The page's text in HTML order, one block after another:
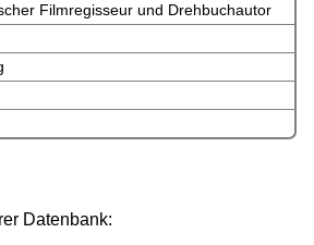
Filmregisseur und Drehbuchautor
Datenbank: